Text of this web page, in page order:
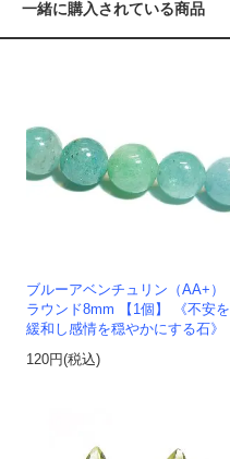
一緒に購入されている商品
ブルーアベンチュリン（AA+）
ラウンド8mm 【1個】 《不安を
緩和し感情を穏やかにする石》
120円(税込)